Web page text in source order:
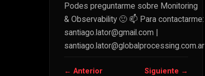
Podes preguntarme sobre Monitoring
& Observability 🙂 📫 Para contactarme:
santiago.lator@gmail.com |
santiago.lator@globalprocessing.com.ar
← Anterior Siguiente →